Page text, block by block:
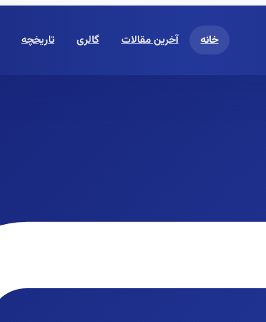
خانه آخرین مقالات گالری تاریخچه